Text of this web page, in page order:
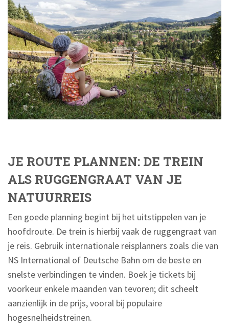
JE ROUTE PLANNEN: DE TREIN
ALS RUGGENGRAAT VAN JE
NATUURREIS
Een goede planning begint bij het uitstippelen van je
hoofdroute. De trein is hierbij vaak de ruggengraat van
je reis. Gebruik internationale reisplanners zoals die van
NS International of Deutsche Bahn om de beste en
snelste verbindingen te vinden. Boek je tickets bij
voorkeur enkele maanden van tevoren; dit scheelt
aanzienlijk in de prijs, vooral bij populaire
hogesnelheidstreinen.